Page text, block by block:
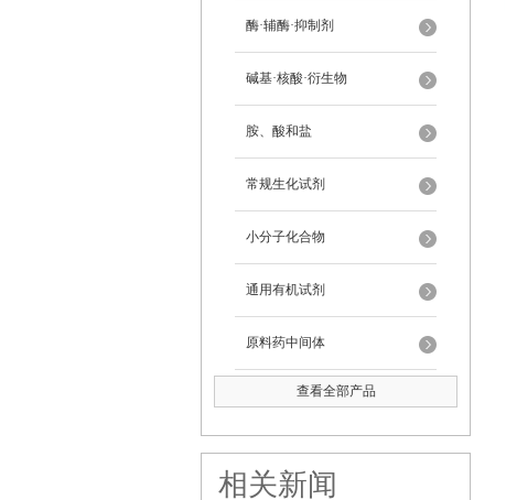
酶·辅酶·抑制剂
碱基·核酸·衍生物
胺、酸和盐
常规生化试剂
小分子化合物
通用有机试剂
原料药中间体
查看全部产品
相关新闻